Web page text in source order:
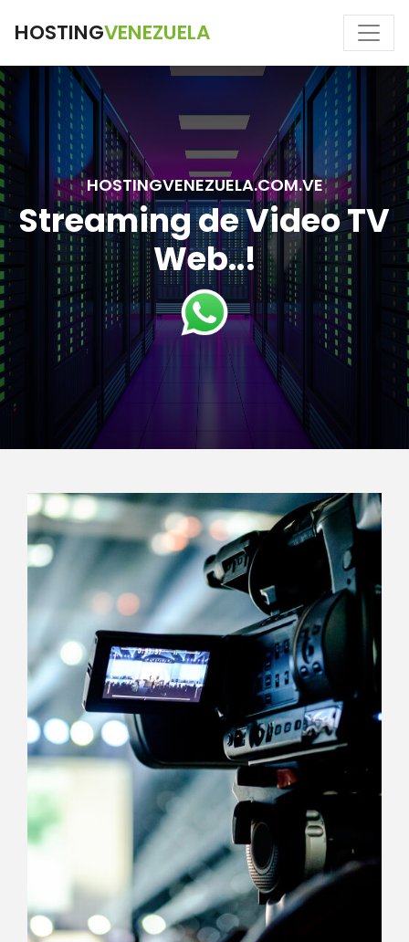
HOSTINGVENEZUELA
HOSTINGVENEZUELA.COM.VE
Streaming de Video TV
Web..!